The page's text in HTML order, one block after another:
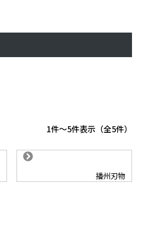
5
1 -
5件表示
播州刃物